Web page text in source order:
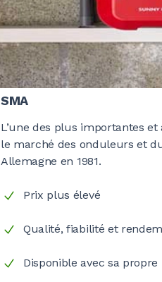
SMA
L’une des plus importantes
le marché des onduleurs et
Allemagne en 1981.
Prix plus élevé
Qualité, fiabilité et
Disponible avec sa